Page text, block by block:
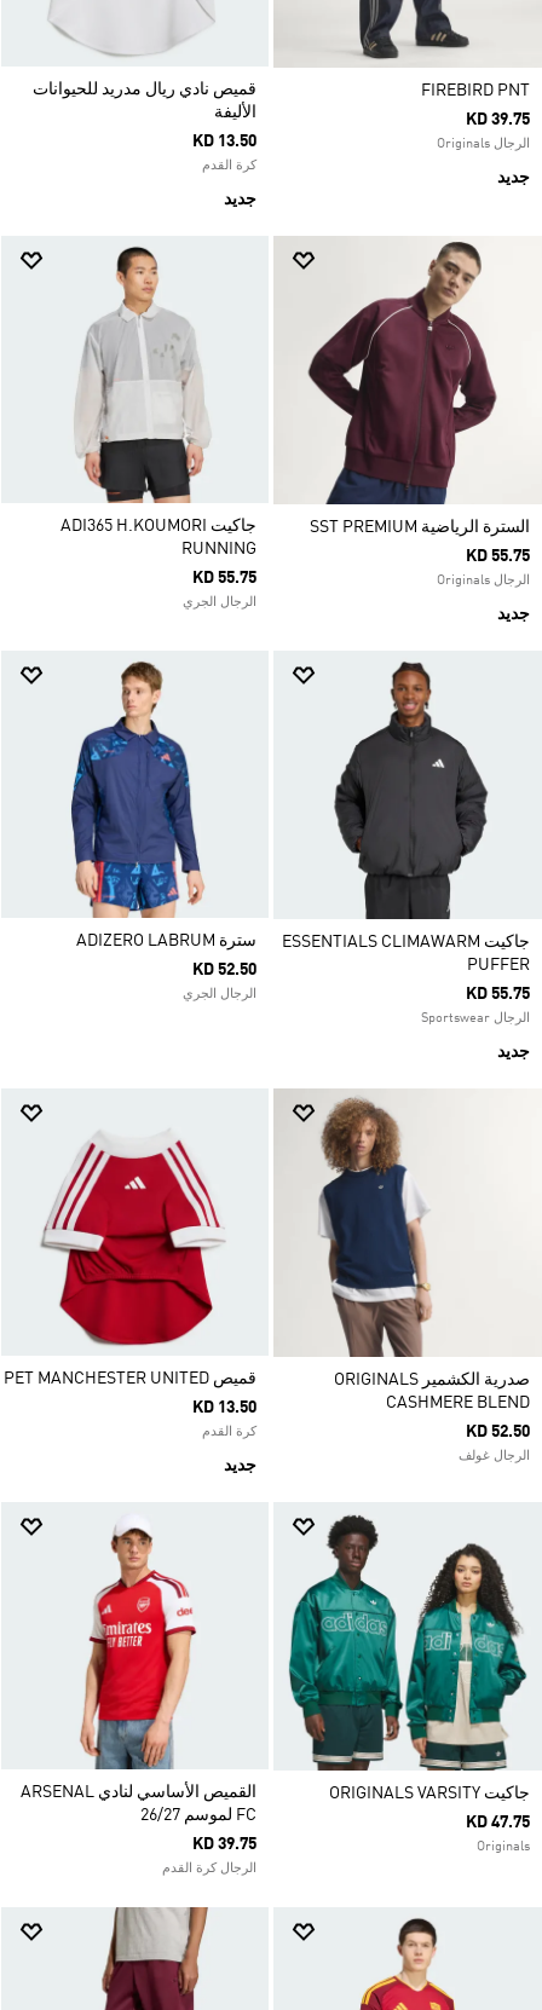
FIREBIRD PNT
KD 39.75
الرجال Originals
جديد
قميص نادي ريال مدريد للحيوانات
الأليفة
KD 13.50
كرة القدم
جديد
السترة الرياضية SST PREMIUM
KD 55.75
الرجال Originals
جديد
جاكيت ADI365 H.KOUMORI
RUNNING
KD 55.75
الرجال الجري
جاكيت ESSENTIALS CLIMAWARM
PUFFER
KD 55.75
الرجال Sportswear
جديد
سترة ADIZERO LABRUM
KD 52.50
الرجال الجري
صدرية الكشمير ORIGINALS
CASHMERE BLEND
KD 52.50
الرجال غولف
قميص PET MANCHESTER UNITED
KD 13.50
كرة القدم
جديد
جاكيت ORIGINALS VARSITY
KD 47.75
Originals
القميص الأساسي لنادي ARSENAL
FC لموسم 26/27
KD 39.75
الرجال كرة القدم